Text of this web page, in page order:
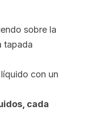
sobre la
tapada
con un
cada